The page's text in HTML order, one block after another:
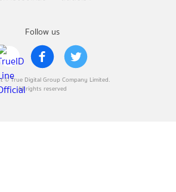
Follow us
© True Digital Group Company Limited.
All rights reserved